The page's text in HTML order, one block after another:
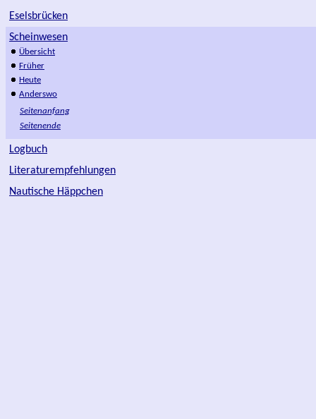
Eselsbrücken
Scheinwesen
Übersicht
Früher
Heute
Anderswo
Seitenanfang
Seitenende
Logbuch
Literaturempfehlungen
Nautische Häppchen